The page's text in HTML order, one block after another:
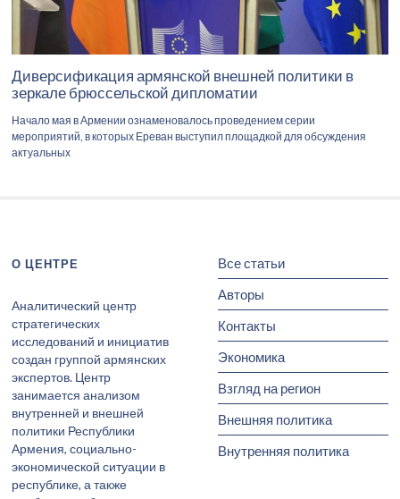
Диверсификация армянской внешней политики в
зеркале брюссельской дипломатии
Начало мая в Армении ознаменовалось проведением серии
мероприятий, в которых Ереван выступил площадкой для обсуждения
актуальных
О ЦЕНТРЕ
Аналитический центр
стратегических
исследований и инициатив
создан группой армянских
экспертов. Центр
занимается анализом
внутренней и внешней
политики Республики
Армения, социально-
экономической ситуации в
республике, а также
Все статьи
Авторы
Контакты
Экономика
Взгляд на регион
Внешняя политика
Внутренняя политика